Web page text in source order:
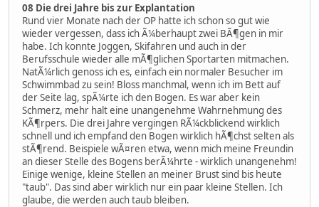
08 Die drei Jahre bis zur Explantation
Rund vier Monate nach der OP hatte ich schon so gut wie
wieder vergessen, dass ich Ã¼berhaupt zwei BÃ¶gen in mir
habe. Ich konnte Joggen, Skifahren und auch in der
Berufsschule wieder alle mÃ¶glichen Sportarten mitmachen.
NatÃ¼rlich genoss ich es, einfach ein normaler Besucher im
Schwimmbad zu sein! Bloss manchmal, wenn ich im Bett auf
der Seite lag, spÃ¼rte ich den Bogen. Es war aber kein
Schmerz, mehr halt eine unangenehme Wahrnehmung des
KÃ¶rpers. Die drei Jahre vergingen RÃ¼ckblickend wirklich
schnell und ich empfand den Bogen wirklich hÃ¶chst selten als
stÃ¶rend. Beispiele wÃ¤ren etwa, wenn mich meine Freundin
an dieser Stelle des Bogens berÃ¼hrte - wirklich unangenehm!
Einige wenige, kleine Stellen an meiner Brust sind bis heute
"taub". Das sind aber wirklich nur ein paar kleine Stellen. Ich
glaube, die werden auch taub bleiben.